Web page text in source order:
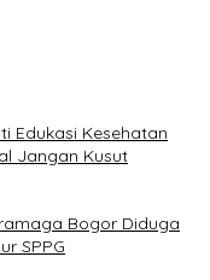
Edukasi Kesehatan
Jangan Kusut
Bogor Diduga
SPPG